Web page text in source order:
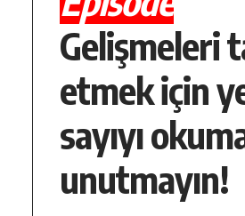
Gelişmeleri
etmek için
sayıyı
unutmayın!